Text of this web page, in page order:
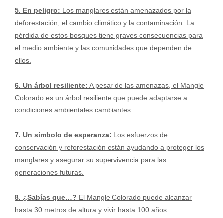
5. En peligro: Los manglares están amenazados por la
deforestación, el cambio climático y la contaminación. La
pérdida de estos bosques tiene graves consecuencias para
el medio ambiente y las comunidades que dependen de
ellos.
6. Un árbol resiliente: A pesar de las amenazas, el Mangle
Colorado es un árbol resiliente que puede adaptarse a
condiciones ambientales cambiantes.
7. Un símbolo de esperanza: Los esfuerzos de
conservación y reforestación están ayudando a proteger los
manglares y asegurar su supervivencia para las
generaciones futuras.
8. ¿Sabías que…? El Mangle Colorado puede alcanzar
hasta 30 metros de altura y vivir hasta 100 años.